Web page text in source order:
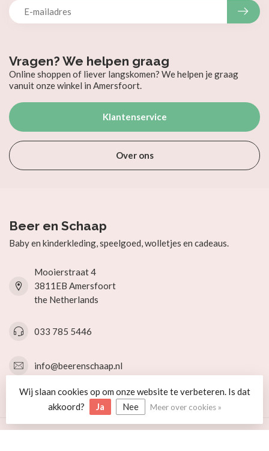
Vragen? We helpen graag
Online shoppen of liever langskomen? We helpen je graag
vanuit onze winkel in Amersfoort.
Klantenservice
Over ons
Beer en Schaap
Baby en kinderkleding, speelgoed, wolletjes en cadeaus.
Mooierstraat 4
3811EB Amersfoort
the Netherlands
033 785 5446
info@beerenschaap.nl
Categorieën
Informatie
Wij slaan cookies op om onze website te verbeteren. Is dat
akkoord?
Ja Nee Meer over cookies »